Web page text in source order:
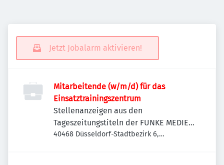
Jetzt Jobalarm aktivieren!
Mitarbeitende (w/m/d) für das
Einsatztrainingszentrum
Stellenanzeigen aus den
Tageszeitungstiteln der FUNKE MEDIEN
NRW
40468 Düsseldorf-Stadtbezirk 6,